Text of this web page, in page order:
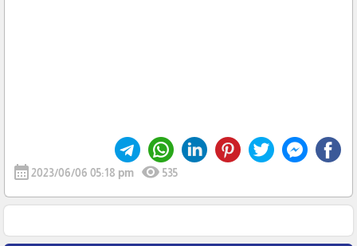
calendar_month2023/06/06 05:18 pm visibility 535